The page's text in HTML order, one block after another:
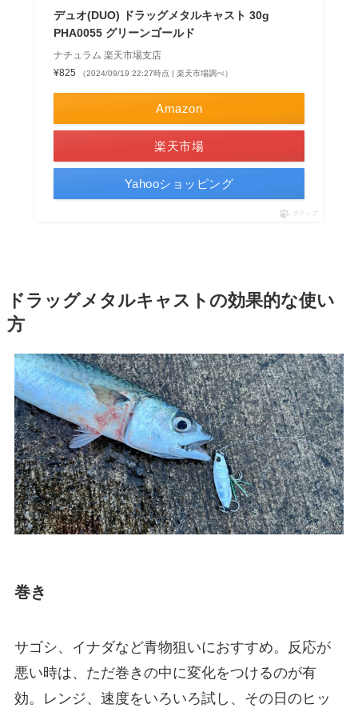
デュオ(DUO) ドラッグメタルキャスト 30g
PHA0055 グリーンゴールド
ナチュラム 楽天市場支店
¥825
（2024/09/19 22:27時点 | 楽天市場調べ）
Amazon
楽天市場
Yahooショッピング
ポチップ
ドラッグメタルキャストの効果的な使い
方
巻き
サゴシ、イナダなど青物狙いにおすすめ。反応が
悪い時は、ただ巻きの中に変化をつけるのが有
効。レンジ、速度をいろいろ試し、その日のヒッ